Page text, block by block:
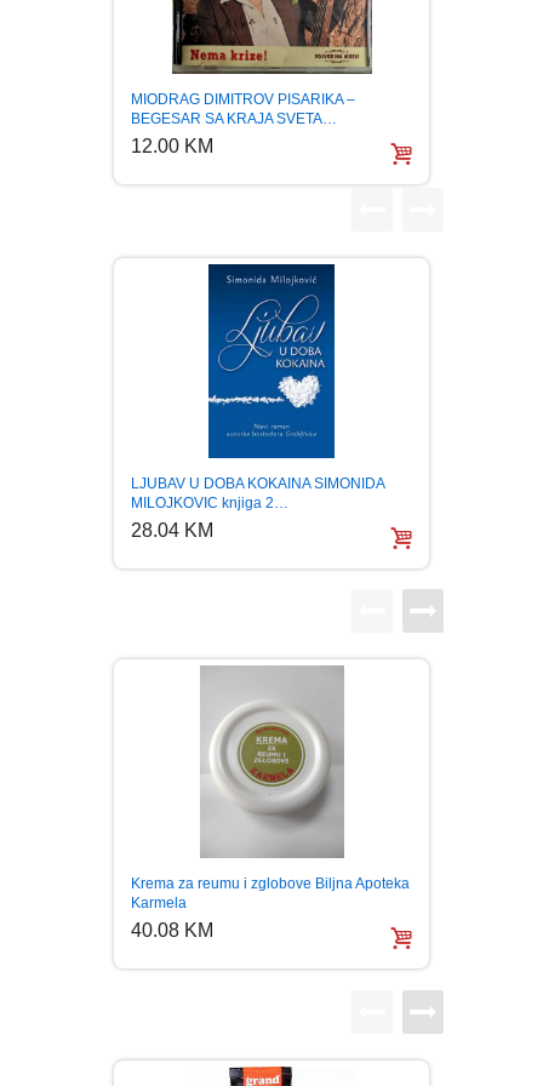
FANTASTIKA
INTERNET I RAČUNARI
KNJIGE ZA DECU
KOMEDIJA
KUVARI
MITOLOGIJA
MUZIKA
NAUČNA FANTASTIKA
NAUKA
POEZIJA
MIODRAG DIMITROV PISARIKA –
BEGESAR SA KRAJA SVETA…
12.00 KM
LJUBAV U DOBA KOKAINA SIMONIDA
MILOJKOVIC knjiga 2…
28.04 KM
Krema za reumu i zglobove Biljna Apoteka
Karmela
40.08 KM